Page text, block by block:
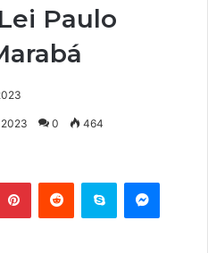
Paulo
0 464